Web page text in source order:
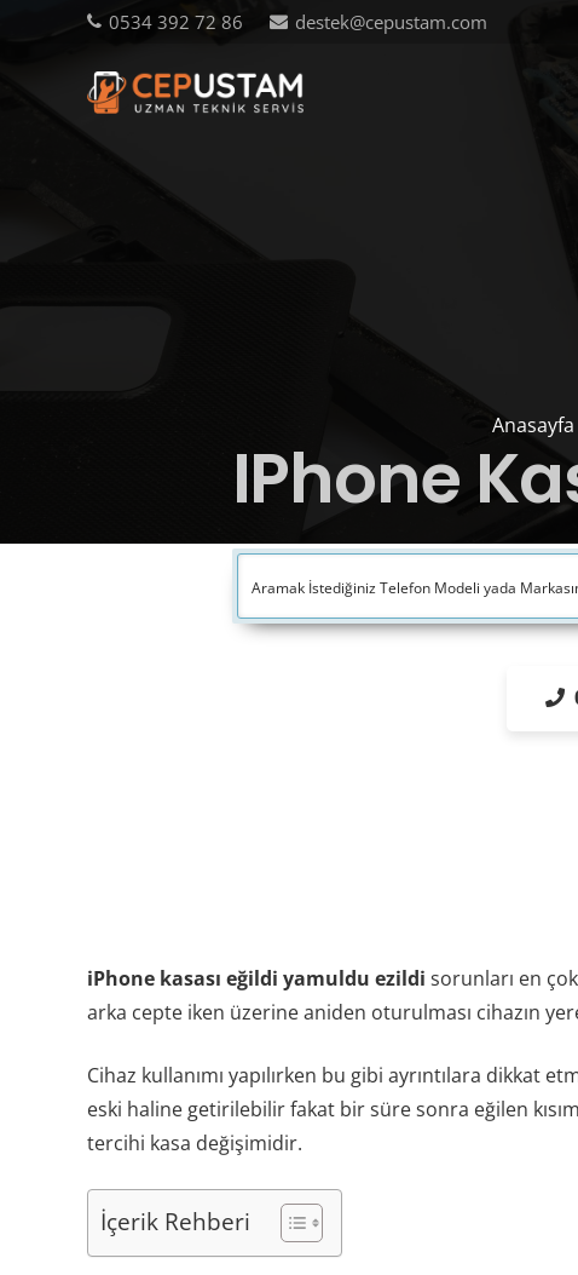
0534 392 72 86 destek@cepustam.com
Anasayfa
IPhone
iPhone kasası eğildi yamuldu ezildi sorunları en
arka cepte iken üzerine aniden oturulması cihazın
Cihaz kullanımı yapılırken bu gibi ayrıntılara dikkat
eski haline getirilebilir fakat bir süre sonra eğilen
tercihi kasa değişimidir.
İçerik Rehberi